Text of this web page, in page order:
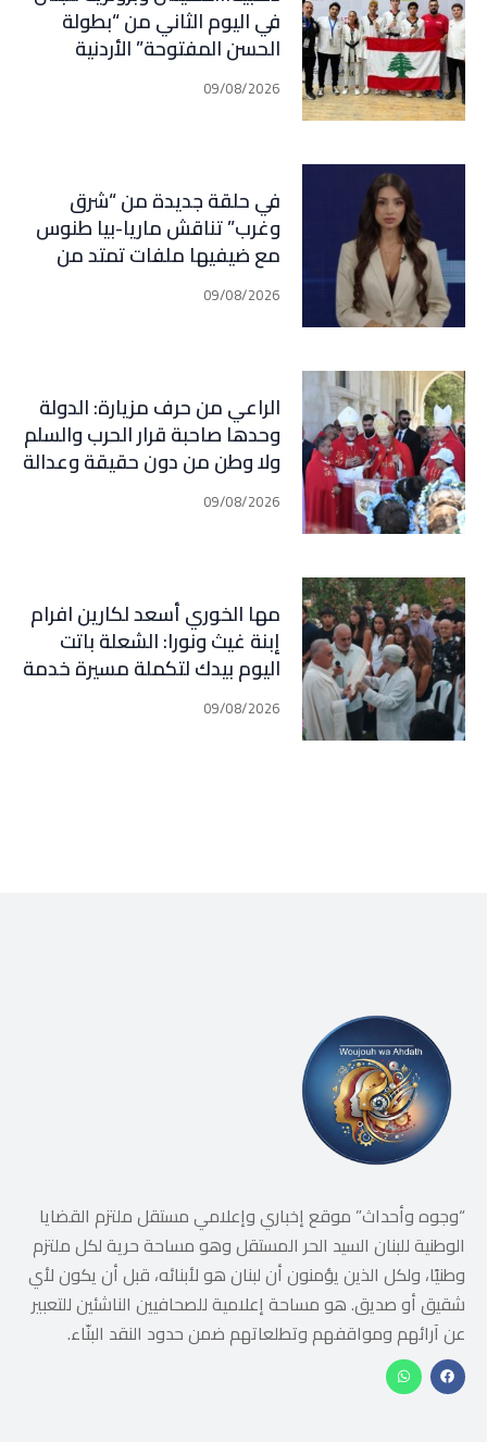
في اليوم الثاني من “بطولة
الحسن المفتوحة” الأردنية
بالتايكواندو
09/08/2026
في حلقة جديدة من “شرق
وغرب” تناقش ماريا-بيا طنوس
مع ضيفيها ملفات تمتد من
لبنان وإيران إلى إسبانيا
والمغرب: مفاوضات، صراع نفوذ،
09/08/2026
الراعي من حرف مزيارة: الدولة
وحدها صاحبة قرار الحرب والسلم
ولا وطن من دون حقيقة وعدالة
ومحاسبة
09/08/2026
مها الخوري أسعد لكارين افرام
إبنة غيث ونورا: الشعلة باتت
اليوم بيدك لتكملة مسيرة خدمة
الوطن وأهلنا في قرطبا وبلاد
جبيل
09/08/2026
“وجوه وأحداث” موقع إخباري وإعلامي مستقل ملتزم القضايا
الوطنية للبنان السيد الحر المستقل وهو مساحة حرية لكل ملتزم
وطنيًا، ولكل الذين يؤمنون أن لبنان هو لأبنائه، قبل أن يكون لأي
شقيق أو صديق. هو مساحة إعلامية للصحافيين الناشئين للتعبير
عن آرائهم ومواقفهم وتطلعاتهم ضمن حدود النقد البنّاء.